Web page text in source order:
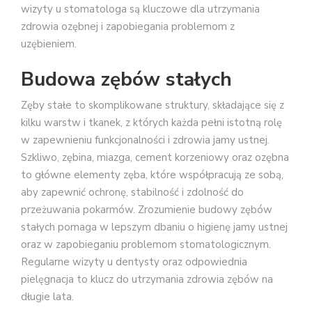
wizyty u stomatologa są kluczowe dla utrzymania
zdrowia ozębnej i zapobiegania problemom z
uzębieniem.
Budowa zębów stałych
Zęby stałe to skomplikowane struktury, składające się z
kilku warstw i tkanek, z których każda pełni istotną rolę
w zapewnieniu funkcjonalności i zdrowia jamy ustnej.
Szkliwo, zębina, miazga, cement korzeniowy oraz ozębna
to główne elementy zęba, które współpracują ze sobą,
aby zapewnić ochronę, stabilność i zdolność do
przeżuwania pokarmów. Zrozumienie budowy zębów
stałych pomaga w lepszym dbaniu o higienę jamy ustnej
oraz w zapobieganiu problemom stomatologicznym.
Regularne wizyty u dentysty oraz odpowiednia
pielęgnacja to klucz do utrzymania zdrowia zębów na
długie lata.